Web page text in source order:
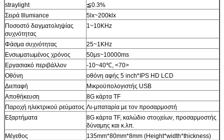
straylight
≦0.3%
Σειρά Illumiance
5lx~200klx
Ποσοστό δειγματοληψίας
συχνότητας
1~10KHz
Φάσμα συχνότητας
25~1KHz
Ενσωματωμένος χρόνος
50μs~10000ms
Εργασιακό περιβάλλον
-10~40℃, <70>
Οθόνη
οθόνη αφής 5 inch*IPS HD LCD
Διεπαφή
Μικροϋπολογιστής USB
Αποθήκευση
8G κάρτα TF
Παροχή ηλεκτρικού ρεύματος Λι-μπαταρία με τον προσαρμοστή
Εξαρτήματα
8G κάρτα TF, καλώδιο στοιχείων, προσαρμοστής
δύναμης και κ.λπ.
Μέγεθος
135mm*80mm*8mm (Height*width*thickness)